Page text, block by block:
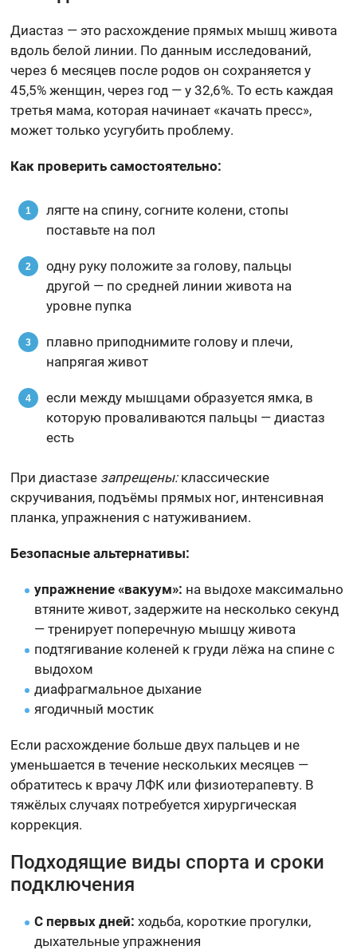
Диастаз — это расхождение прямых мышц живота
вдоль белой линии. По данным исследований,
через 6 месяцев после родов он сохраняется у
45,5% женщин, через год — у 32,6%. То есть каждая
третья мама, которая начинает «качать пресс»,
может только усугубить проблему.
Как проверить самостоятельно:
лягте на спину, согните колени, стопы
поставьте на пол
одну руку положите за голову, пальцы
другой — по средней линии живота на
уровне пупка
плавно приподнимите голову и плечи,
напрягая живот
если между мышцами образуется ямка, в
которую проваливаются пальцы — диастаз
есть
При диастазе запрещены:классические
скручивания, подъёмы прямых ног, интенсивная
планка, упражнения с натуживанием.
Безопасные альтернативы:
упражнение «вакуум»: на выдохе максимально
втяните живот, задержите на несколько секунд
— тренирует поперечную мышцу живота
подтягивание коленей к груди лёжа на спине с
выдохом
диафрагмальное дыхание
ягодичный мостик
Если расхождение больше двух пальцев и не
уменьшается в течение нескольких месяцев —
обратитесь к врачу ЛФК или физиотерапевту. В
тяжёлых случаях потребуется хирургическая
коррекция.
Подходящие виды спорта и сроки
подключения
С первых дней: ходьба, короткие прогулки,
дыхательные упражнения